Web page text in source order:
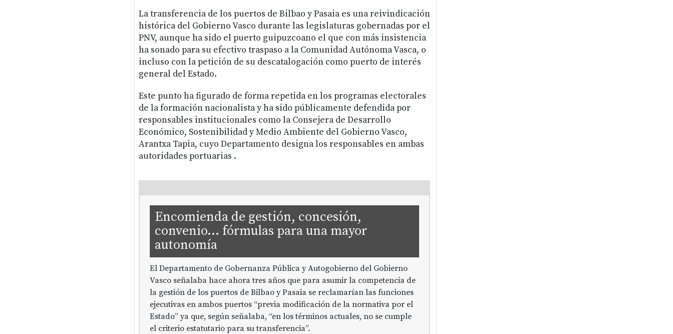
La transferencia de los puertos de Bilbao y Pasaia es una reivindicación
histórica del Gobierno Vasco durante las legislaturas gobernadas por el
PNV, aunque ha sido el puerto guipuzcoano el que con más insistencia
ha sonado para su efectivo traspaso a la Comunidad Autónoma Vasca, o
incluso con la petición de su descatalogación como puerto de interés
general del Estado.
Este punto ha figurado de forma repetida en los programas electorales
de la formación nacionalista y ha sido públicamente defendida por
responsables institucionales como la Consejera de Desarrollo
Económico, Sostenibilidad y Medio Ambiente del Gobierno Vasco,
Arantxa Tapia, cuyo Departamento designa los responsables en ambas
autoridades portuarias .
Encomienda de gestión, concesión,
convenio... fórmulas para una mayor
autonomía
El Departamento de Gobernanza Pública y Autogobierno del Gobierno
Vasco señalaba hace ahora tres años que para asumir la competencia de
la gestión de los puertos de Bilbao y Pasaia se reclamarían las funciones
ejecutivas en ambos puertos “previa modificación de la normativa por el
Estado” ya que, según señalaba, “en los términos actuales, no se cumple
el criterio estatutario para su transferencia”.